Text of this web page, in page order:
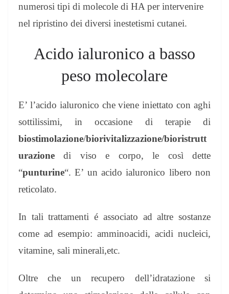
numerosi tipi di molecole di HA per intervenire
nel ripristino dei diversi inestetismi cutanei.
Acido ialuronico a basso
peso molecolare
E’ l’acido ialuronico che viene iniettato con aghi
sottilissimi, in occasione di terapie di
biostimolazione/biorivitalizzazione/bioristrutt
urazione di viso e corpo, le così dette
“punturine“. E’ un acido ialuronico libero non
reticolato.
In tali trattamenti é associato ad altre sostanze
come ad esempio: amminoacidi, acidi nucleici,
vitamine, sali minerali,etc.
Oltre che un recupero dell’idratazione si